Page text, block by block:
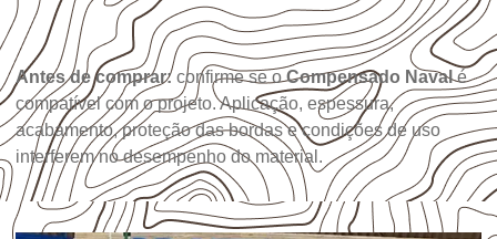
Antes de comprar:confirme se oCompensado Navalé
compatível com o projeto. Aplicação, espessura,
acabamento, proteção das bordas e condições de uso
interferem no desempenho do material.